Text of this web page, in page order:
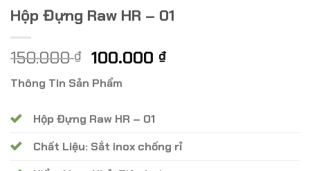
Hộp Đựng Raw HR – 01
150.000₫ Giá
gốc
là:
100.000 ₫Giá
Thông Tin Sản Phẩm
Hộp Đựng Raw HR – 01
Chất Liệu: Sắt inox chống rỉ